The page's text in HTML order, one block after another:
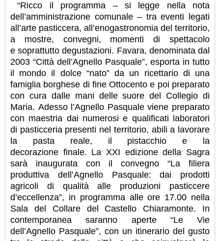
“Ricco il programma – si legge nella nota
dell’amministrazione comunale – tra eventi legati
all’arte pasticcera, all’enogastronomia del territorio,
a mostre, convegni, momenti di spettacolo
esoprattutto degustazioni. Favara, denominata dal
2003 “Città dell’Agnello Pasquale”, esporta in tutto
il mondo il dolce “nato” da un ricettario di una
famiglia borghese di fine Ottocento e poi preparato
con cura dalle mani delle suore del Collegio di
Maria. Adesso l’Agnello Pasquale viene preparato
con maestria dai numerosi e qualificati laboratori
di pasticceria presenti nel territorio, abili a lavorare
la pasta reale, il pistacchio e la
decorazione finale. La XXI edizione della Sagra
sarà inaugurata con il convegno “La filiera
produttiva dell’Agnello Pasquale: dai prodotti
agricoli di qualità alle produzioni pasticcere
d’eccellenza”, in programma alle ore 17.00 nella
Sala del Collare del Castello Chiaramonte. In
contemporanea saranno aperte “Le Vie
dell’Agnello Pasquale”, con un itinerario del gusto